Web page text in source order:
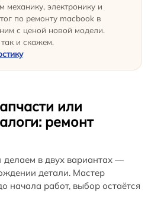
механику, электронику и
по ремонту macbook в
с ценой новой модели.
и скажем.
или
ремонт
в двух вариантах —
детали. Мастер
начала работ, выбор остаётся